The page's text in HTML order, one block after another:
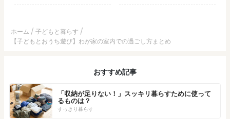
ホーム
子どもと暮らす
【子どもとおうち遊び】わが家の室内での過ごし方まとめ
おすすめ記事
「収納が足りない！」スッキリ暮らすために使って
るものは？
すっきり暮らす